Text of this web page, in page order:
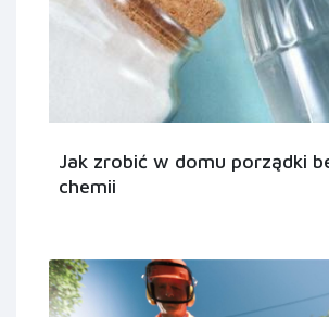
Jak zrobić w domu porządki
chemii